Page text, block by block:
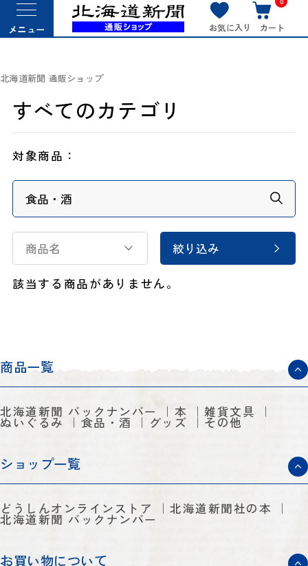
メニュー お気に入り カート
北海道新聞 通販ショップ
すべてのカテゴリ
対象商品：
商品名 絞り込み
該当する商品がありません。
商品一覧
北海道新聞 バックナンバー 本 雑貨文具
ぬいぐるみ 食品・酒 グッズ その他
ショップ一覧
どうしんオンラインストア 北海道新聞社の本
北海道新聞 バックナンバー
お買い物について